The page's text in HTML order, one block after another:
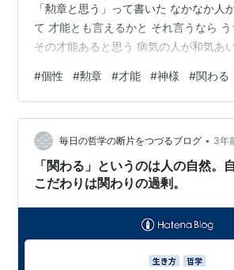
「勲章と思う」って書いた なかなか人
て 才能とも言えるかと それ言うなら
その才能あると思う 病気の人が和気あ
ういい……ってなってます。 子供の頃か
き 人と関わると 人の機嫌取らなきゃい
わなきゃいけないし 気を遣わず自然と
いると思う でも自分がそうしたいわけ
分が人見知りなので 相手も私に気を遣
ャクしたま…
#個性 #勲章 #才能 #神様 #関わる
毎日の哲学の断片をつづるブログ • 3年
「関わる」というのは人の自然。
こだわりは関わりの過剰。